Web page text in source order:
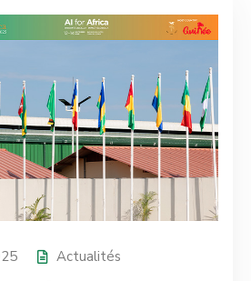
Actualités